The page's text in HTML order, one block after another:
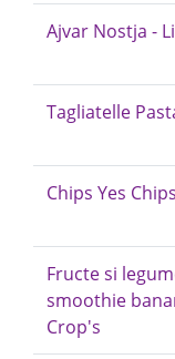
Ajvar Nostja -
Tagliatelle
Chips Yes
Fructe si
smoothie
Crop's